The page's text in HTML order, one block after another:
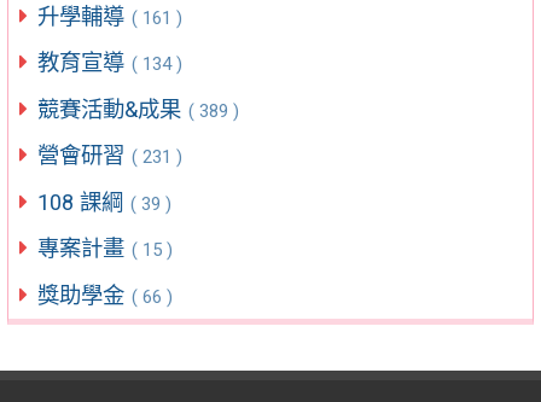
升學輔導 ( 161 )
教育宣導 ( 134 )
競賽活動&成果 ( 389 )
營會研習 ( 231 )
108 課綱 ( 39 )
專案計畫 ( 15 )
獎助學金 ( 66 )